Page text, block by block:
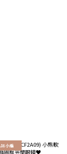
小編